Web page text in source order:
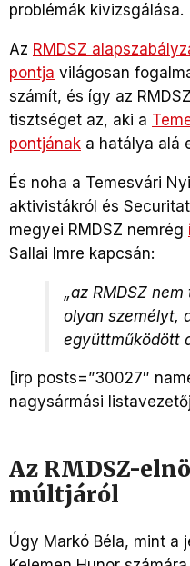
problémák kivizsgálása.
Az RMDSZ
pontja világosan
számít, és így az
tisztséget az, aki a
pontjának a hatálya alá
És noha a Temesvári
aktivistákról és
megyei RMDSZ nemrég
Sallai Imre kapcsán:
„az RMDSZ
olyan személyt,
együttműködött
[irp posts=”30027″
nagysármási
Az RMDSZ-
múltjáról
Úgy Markó Béla, mint a